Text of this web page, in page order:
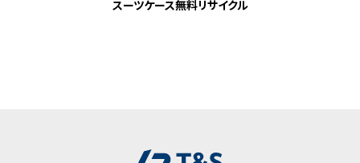
スーツケース無料リサイクル